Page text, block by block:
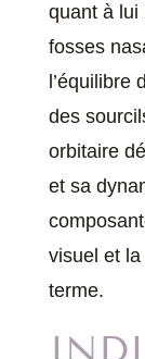
quant à lui
fosses
des
orbitaire
et sa
visuel et
terme.